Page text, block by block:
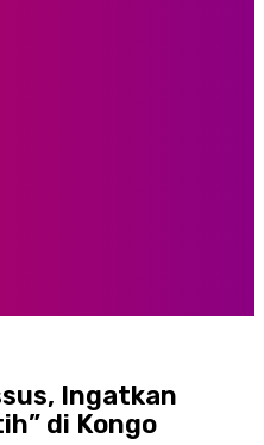
Ingatkan
di Kongo